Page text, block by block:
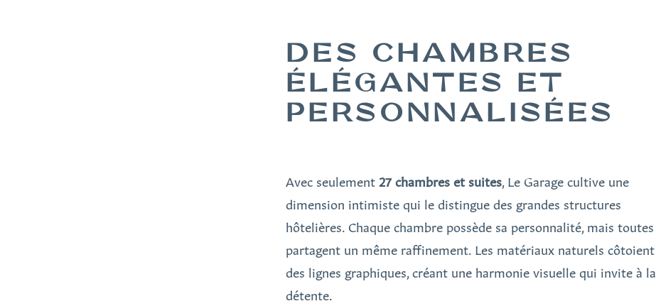
DES CHAMBRES
ÉLÉGANTES ET
PERSONNALISÉES
Avec seulement27 chambres et suites, Le Garage cultive une
dimension intimiste qui le distingue des grandes structures
hôtelières. Chaque chambre possède sa personnalité, mais toutes
partagent un même raffinement. Les matériaux naturels côtoient
des lignes graphiques, créant une harmonie visuelle qui invite à la
détente.